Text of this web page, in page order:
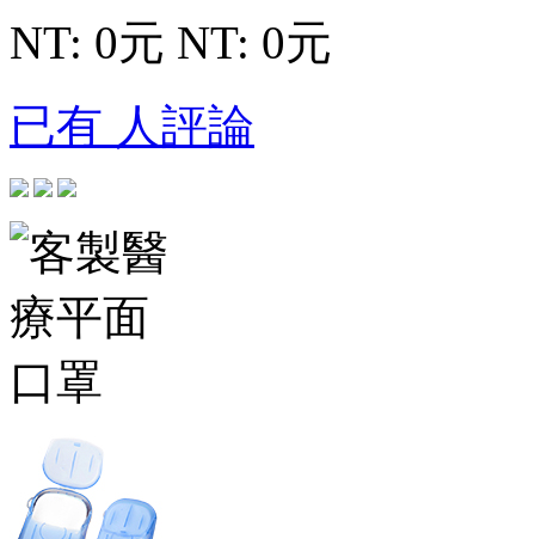
NT: 0元 NT: 0元
已有 人評論